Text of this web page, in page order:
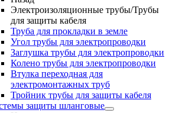
Электроизоляционные трубы/Трубы
для защиты кабеля
Труба для прокладки в земле
Угол трубы для электропроводки
Заглушка трубы для электропроводки
Колено трубы для электропроводки
Втулка переходная для
электромонтажных труб
Тройник трубы для защиты кабеля
защиты шланговые